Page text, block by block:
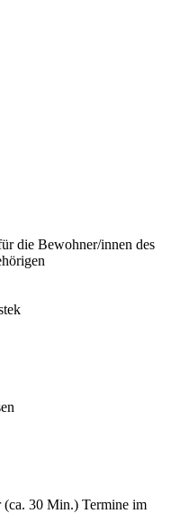
die Bewohner/innen des
30 Min.) Termine im